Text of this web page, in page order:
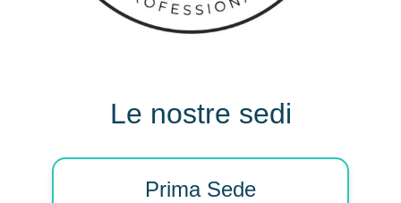
Le nostre sedi
Prima Sede